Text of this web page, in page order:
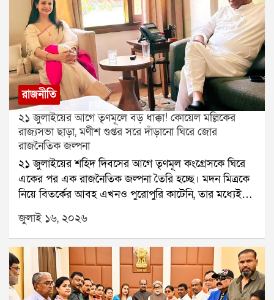
রাজনীতি
২১ জুলাইয়ের আগে তৃণমূলে বড় ধাক্কা! কোয়েল মল্লিকের
রাজ্যসভা ছাড়া, মণীশ গুপ্তর সরে দাঁড়ানো ঘিরে জোর
রাজনৈতিক জল্পনা
২১ জুলাইয়ের শহিদ দিবসের আগে তৃণমূল কংগ্রেসকে ঘিরে
একের পর এক রাজনৈতিক জল্পনা তৈরি হচ্ছে। মদন মিত্রকে
নিয়ে বিতর্কের আবহ এখনও পুরোপুরি কাটেনি, তার মধ্যেই
রাজ্যসভার সদস্য পদ থেকে ইস্তফা দিয়েছেন অভিনেত্রী তথা
তৃণমূলের সাংসদ কোয়েল মল্লিক। একই সঙ্গে দলের গুরুত্বপূর্ণ
পদ থেকেও সরে দাঁড়ানোর সিদ্ধান্ত নিয়েছেন মণীশ গুপ্ত। ফলে
শাসক শিবিরে নতুন করে শুরু হয়েছে নানা আলোচনা।
রাজ্যসভা থেকে পদত্যাগের পর কোয়েল মল্লিকের বিজেপির
সর্বভারতীয় নেতা ভূপেন্দ্র যাদবের সঙ্গে সাক্ষাৎ রাজনৈতিক
জুলাই ১৬, ২০২৬